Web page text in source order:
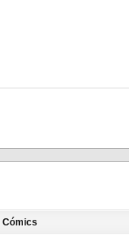
Cómics